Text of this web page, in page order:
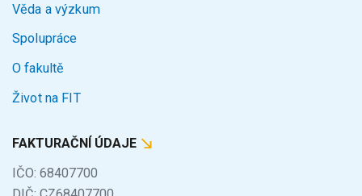
Věda a výzkum
Spolupráce
O fakultě
Život na FIT
FAKTURAČNÍ ÚDAJE
IČO: 68407700